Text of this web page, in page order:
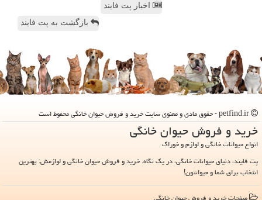
اخبار پت فایند
بازگشت به پت فایند
خرید و فروش حیوان خانگی
انواع حیوانات خانگی و لوازم و خوراک
پت فایند، دنیای حیوانات خانگی، در یک نگاه. خرید و فروش حیوان خانگی و لوازمش: بهترین
انتخاب برای شما و حیوانتون!